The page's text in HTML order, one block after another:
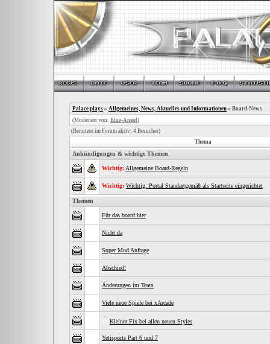
Palace plays » Allgemeines, News, Aktuelles und Informationen » Board-News
(Moderiert von: Blue-Angel)
(Benutzer im Forum aktiv: 4 Besucher)
Thema
Ankündigungen & wichtige Themen
Wichtig: Allgemeine Board-Regeln
Wichtig: Wichtig: Portal Standartgemäß als Startseite eingerichtet
Themen
Für das board hier
Nicht da
Super Mod Anfrage
Abschied!
Änderungen im Team
Viele neue Spiele bei xArcade
Kleiner Fix bei allen neuen Styles
Yetisports Part 6 und 7